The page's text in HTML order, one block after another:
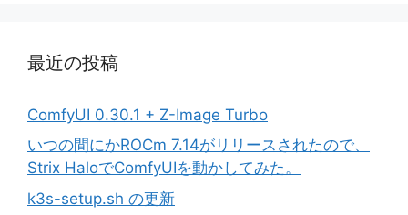
最近の投稿
ComfyUI 0.30.1 + Z-Image Turbo
いつの間にかROCm 7.14がリリースされたので、
Strix HaloでComfyUIを動かしてみた。
k3s-setup.sh の更新